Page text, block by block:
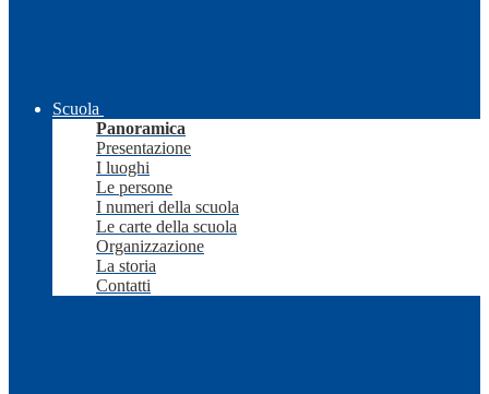
Scuola
Panoramica
Presentazione
I luoghi
Le persone
I numeri della scuola
Le carte della scuola
Organizzazione
La storia
Contatti